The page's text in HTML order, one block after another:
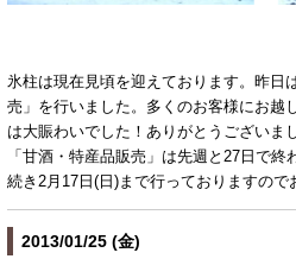
氷柱は現在見頃を迎えております。昨日
売」を行いました。多くのお客様にお越
は大賑わいでした！ありがとうございま
「甘酒・特産品販売」は先週と27日で
続き2月17日(日)まで行っておりますので
2013/01/25 (金)